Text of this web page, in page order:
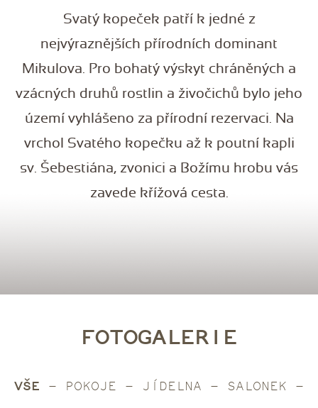
Svatý kopeček patří k jedné z
nejvýraznějších přírodních dominant
Mikulova. Pro bohatý výskyt chráněných a
vzácných druhů rostlin a živočichů bylo jeho
území vyhlášeno za přírodní rezervaci. Na
vrchol Svatého kopečku až k poutní kapli
sv. Šebestiána, zvonici a Božímu hrobu vás
zavede křížová cesta.
FOTOGALERIE
VŠE - POKOJE - JÍDELNA - SALONEK -